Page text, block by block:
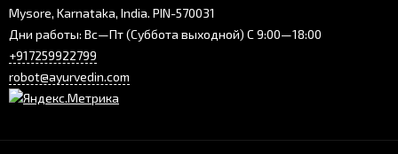
Mysore, Karnataka, India. PIN-570031
Дни работы: Вс—Пт (Суббота выходной) С 9:00—18:00
+917259922799
robot@ayurvedin.com